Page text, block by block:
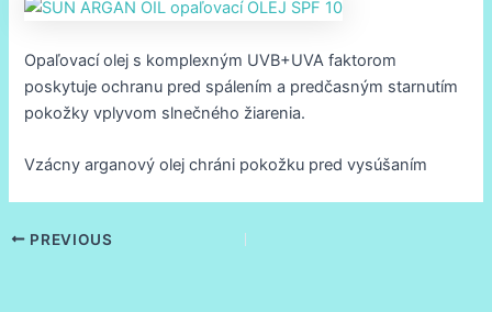
Opaľovací olej s komplexným UVB+UVA faktorom
poskytuje ochranu pred spálením a predčasným starnutím
pokožky vplyvom slnečného žiarenia.
Vzácny arganový olej chráni pokožku pred vysúšaním
PREVIOUS